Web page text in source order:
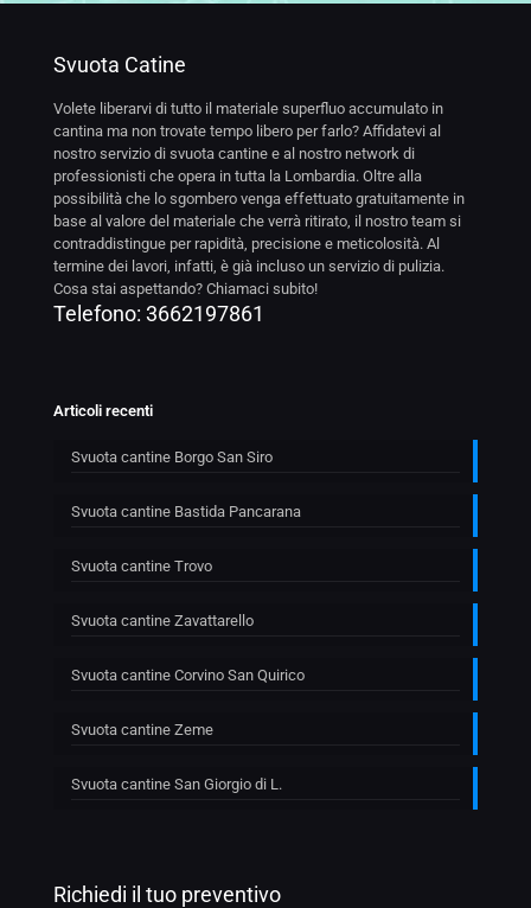
Svuota Catine
Volete liberarvi di tutto il materiale superfluo accumulato in
cantina ma non trovate tempo libero per farlo? Affidatevi al
nostro servizio di svuota cantine e al nostro network di
professionisti che opera in tutta la Lombardia. Oltre alla
possibilità che lo sgombero venga effettuato gratuitamente in
base al valore del materiale che verrà ritirato, il nostro team si
contraddistingue per rapidità, precisione e meticolosità. Al
termine dei lavori, infatti, è già incluso un servizio di pulizia.
Cosa stai aspettando? Chiamaci subito!
Telefono: 3662197861
Articoli recenti
Svuota cantine Borgo San Siro
Svuota cantine Bastida Pancarana
Svuota cantine Trovo
Svuota cantine Zavattarello
Svuota cantine Corvino San Quirico
Svuota cantine Zeme
Svuota cantine San Giorgio di L.
Richiedi il tuo preventivo